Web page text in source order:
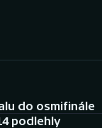
do osmifinále
podlehly